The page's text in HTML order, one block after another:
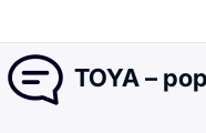
TOYA –